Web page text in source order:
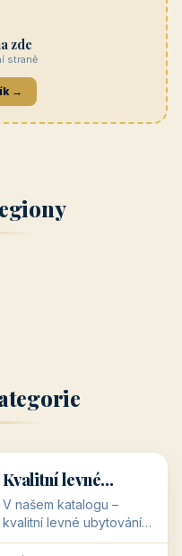
zde
straně
→
kraj)
Žilinský
Střední Čechy
(Středočeský
💰
34 objektů
Kvalitní levné
ubytování
V našem katalogu –
kvalitní levné ubytování –
jsou pro Vás připraveny